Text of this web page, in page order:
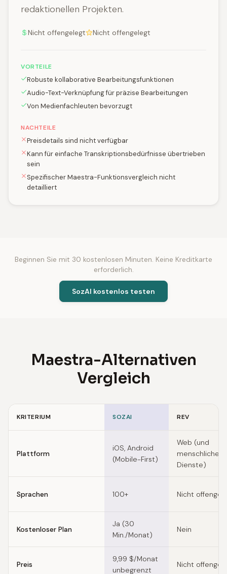
redaktionellen Projekten.
Nicht offengelegt Nicht offengelegt
VORTEILE
Robuste kollaborative Bearbeitungsfunktionen
Audio-Text-Verknüpfung für präzise Bearbeitungen
Von Medienfachleuten bevorzugt
NACHTEILE
Preisdetails sind nicht verfügbar
Kann für einfache Transkriptionsbedürfnisse übertrieben
sein
Spezifischer Maestra-Funktionsvergleich nicht
detailliert
Beginnen Sie mit 30 kostenlosen Minuten. Keine Kreditkarte
erforderlich.
SozAI kostenlos testen
Maestra-Alternativen
Vergleich
KRITERIUM SOZAI REV
Plattform
iOS, Android
(Mobile-First)
Web (und
menschliche
Dienste)
Sprachen 100+ Nicht
Kostenloser Plan
Ja (30
Min./Monat)
Nein
Preis
9,99 $/Monat
unbegrenzt
Nicht